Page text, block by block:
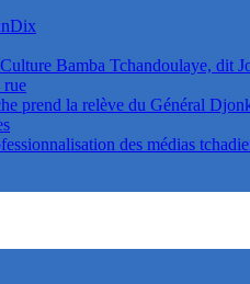
Bamba Tchandoulaye, dit
rue
prend la relève du Général
des médias